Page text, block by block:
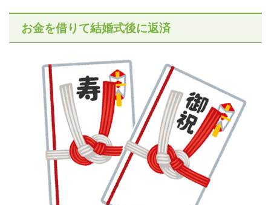
お金を借りて結婚式後に返済